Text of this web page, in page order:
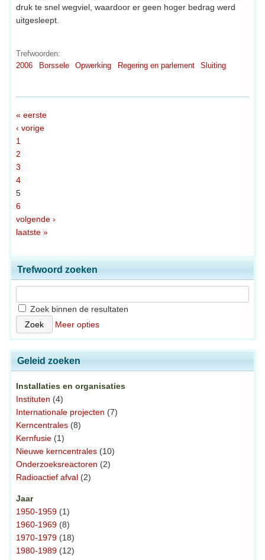
druk te snel wegviel, waardoor er geen hoger bedrag werd
uitgesleept.
Trefwoorden:
2006
Borssele Opwerking Regering en parlement Sluiting
« eerste
‹ vorige
1
2
3
4
5
6
volgende ›
laatste »
Trefwoord zoeken
Zoek binnen de resultaten
Meer opties
Geleid zoeken
Installaties en organisaties
Instituten (4)
Internationale projecten (7)
Kerncentrales (8)
Kernfusie (1)
Nieuwe kerncentrales (10)
Onderzoeksreactoren (2)
Radioactief afval (2)
Jaar
1950-1959 (1)
1960-1969 (8)
1970-1979 (18)
1980-1989 (12)